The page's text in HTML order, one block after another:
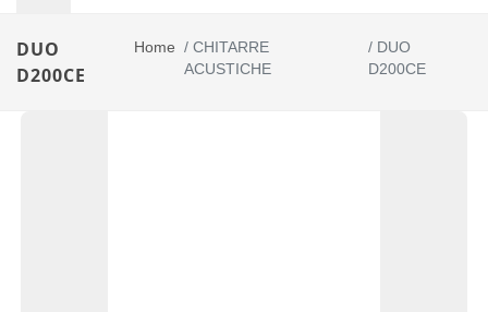
DUO
D200CE
Home / CHITARRE
ACUSTICHE
/DUO
D200CE